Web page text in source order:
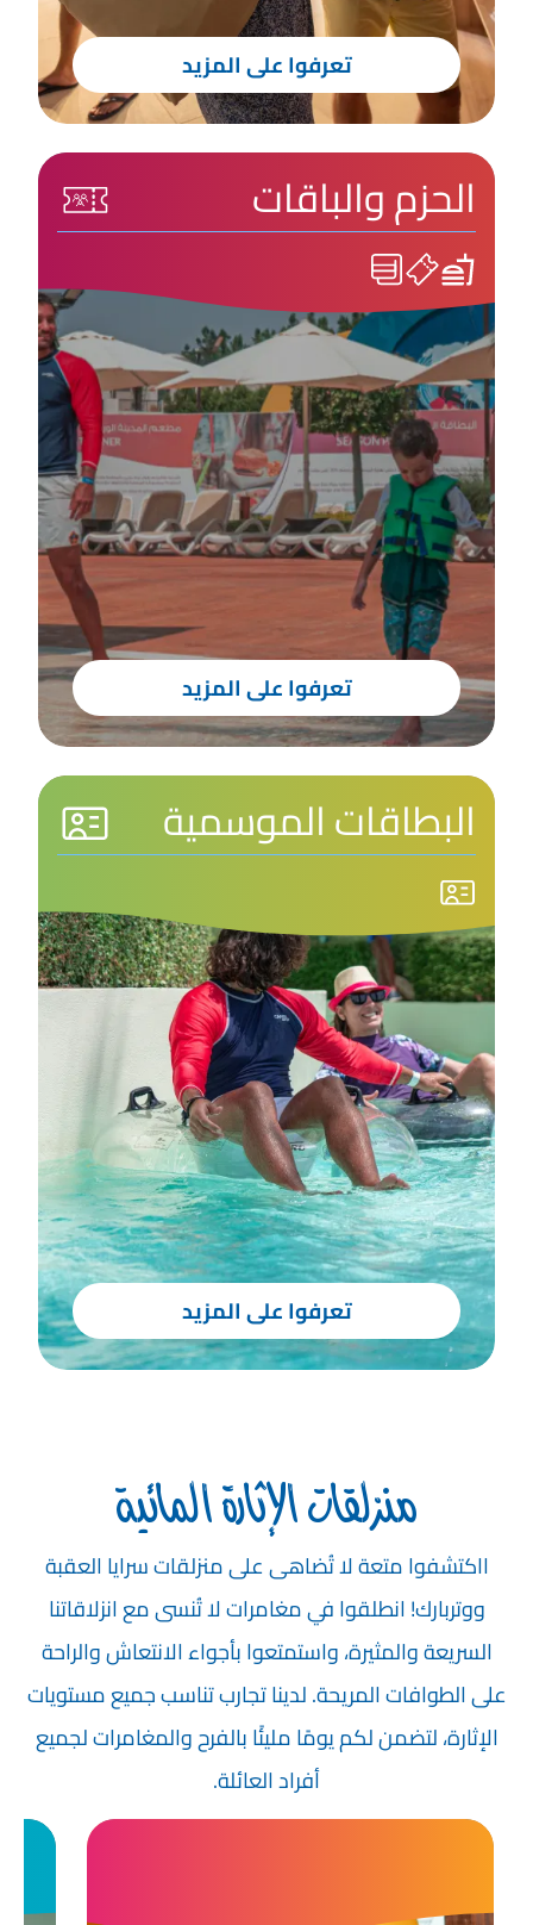
تعرفوا على المزيد
الحزم والباقات
تعرفوا على المزيد
البطاقات الموسمية
تعرفوا على المزيد
منزلقات الإثارة المائية
ااكتشفوا متعة لا تُضاهى على منزلقات سرايا العقبة
ووتربارك! انطلقوا في مغامرات لا تُنسى مع انزلاقاتنا
السريعة والمثيرة، واستمتعوا بأجواء الانتعاش والراحة
على الطوافات المريحة. لدينا تجارب تناسب جميع مستويات
الإثارة، لتضمن لكم يومًا مليئًا بالفرح والمغامرات لجميع
أفراد العائلة.